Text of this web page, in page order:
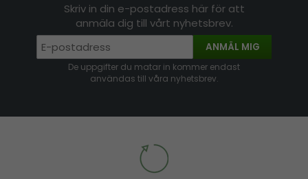
Skriv in din e-postadress här för att
anmäla dig till vårt nyhetsbrev.
ANMÄL MIG
De uppgifter du matar in kommer endast
användas till våra nyhetsbrev.